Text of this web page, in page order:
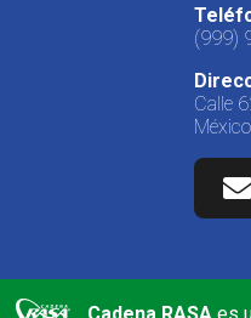
(999)
Calle
Cadena RASA es